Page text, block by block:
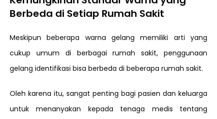
Berbeda di Setiap Rumah Sakit
Meskipun beberapa warna gelang memiliki arti yang
cukup umum di berbagai rumah sakit, penggunaan
gelang identifikasi bisa berbeda di beberapa rumah sakit.
Oleh karena itu, sangat penting bagi pasien dan keluarga
untuk menanyakan kepada tenaga medis tentang